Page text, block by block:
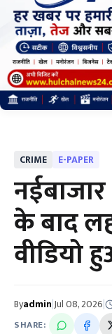
CRIME E-PAPER
नईबाजार
के बाद
वीडियो
Byadmin|Jul 08, 2026|
SHARE: